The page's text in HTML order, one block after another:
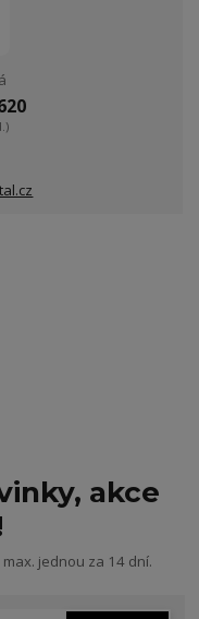
akce
jednou za 14 dní.